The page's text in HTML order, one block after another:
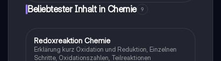
verschiedenen Lipidgruppen, ihre biologischen
Funktionen und die Mechanismen der Lipidverdauung
Beliebtester Inhalt in Chemie 9
Chemie
Redoxreaktion Chemie
Erklärung kurz Oxidation und Reduktion, Einzelnen
Schritte, Oxidationszahlen, Teilreaktionen